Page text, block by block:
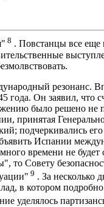
8 . Повстанцы все еще
резонанс.
года. Он заявил, что
было решено не
принятая
подчеркивались
Испании
времени не будет
то Совету
9 . За несколько
в котором
уделялось